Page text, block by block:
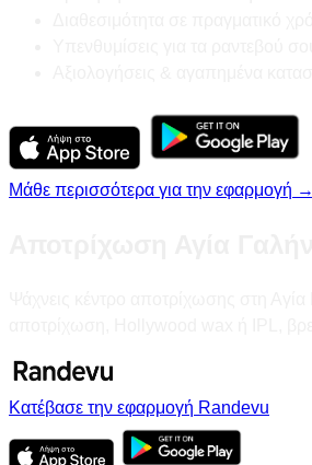
Μάθε περισσότερα για την εφαρμογή →
Κατέβασε την εφαρμογή Randevu